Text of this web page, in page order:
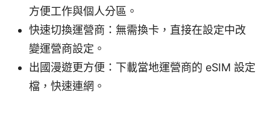
方便工作與個人分區。
快速切換運營商：無需換卡，直接在設定中改
變運營商設定。
出國漫遊更方便：下載當地運營商的 eSIM 設定
檔，快速連網。